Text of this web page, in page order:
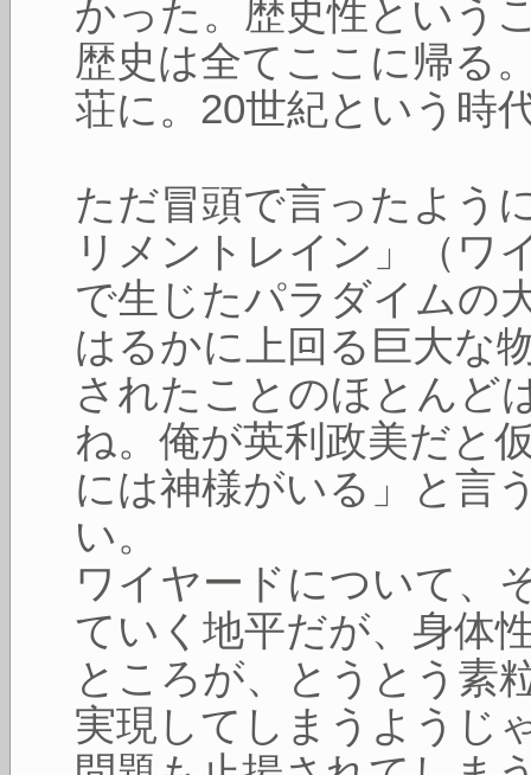
かった。歴史性という
歴史は全てここに帰る
荘に。20世紀という時
ただ冒頭で言ったよう
リメントレイン」（ワ
で生じたパラダイムの
はるかに上回る巨大な
されたことのほとんど
ね。俺が英利政美だと
には神様がいる」と言
い。
ワイヤードについて、
ていく地平だが、身体
ところが、とうとう素
実現してしまうようじ